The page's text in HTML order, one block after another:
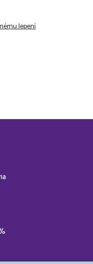
lepení